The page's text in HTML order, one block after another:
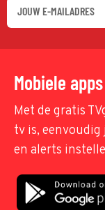
Mobiele apps
Met de gratis
tv is, eenvoudig
en alerts